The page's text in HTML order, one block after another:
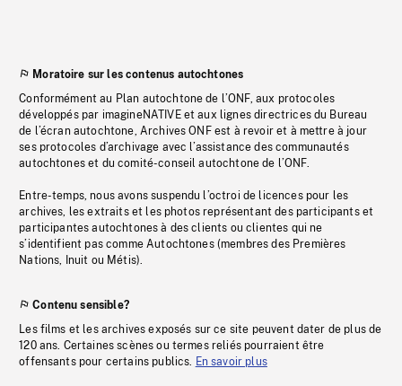
Moratoire sur les contenus autochtones
Conformément au Plan autochtone de l’ONF, aux protocoles
développés par imagineNATIVE et aux lignes directrices du Bureau
de l’écran autochtone, Archives ONF est à revoir et à mettre à jour
ses protocoles d’archivage avec l’assistance des communautés
autochtones et du comité-conseil autochtone de l’ONF.
Entre-temps, nous avons suspendu l’octroi de licences pour les
archives, les extraits et les photos représentant des participants et
participantes autochtones à des clients ou clientes qui ne
s’identifient pas comme Autochtones (membres des Premières
Nations, Inuit ou Métis).
Contenu sensible?
Les films et les archives exposés sur ce site peuvent dater de plus de
120 ans. Certaines scènes ou termes reliés pourraient être
offensants pour certains publics. En savoir plus